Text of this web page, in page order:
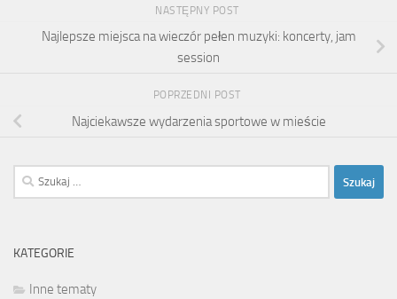
NASTĘPNY POST
Najlepsze miejsca na wieczór pełen muzyki: koncerty, jam
session
POPRZEDNI POST
Najciekawsze wydarzenia sportowe w mieście
Szukaj:
KATEGORIE
Inne tematy